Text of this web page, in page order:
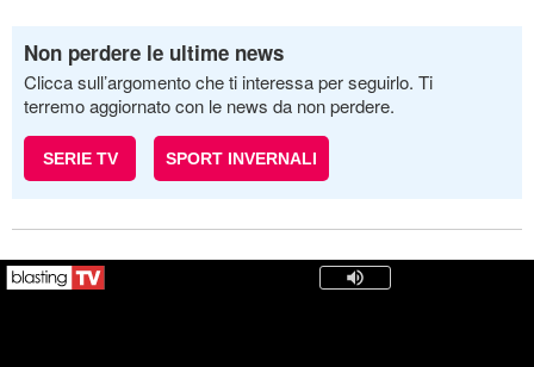
Non perdere le ultime news
Clicca sull’argomento che ti interessa per seguirlo. Ti
terremo aggiornato con le news da non perdere.
SERIE TV SPORT INVERNALI